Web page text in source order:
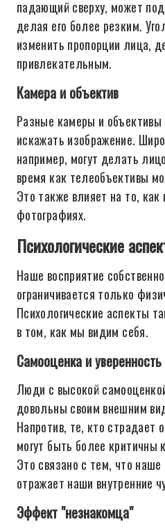
падающий сверху, может
делая его более резким.
изменить пропорции лица,
привлекательным.
Камера и объектив
Разные камеры и объективы
искажать изображение.
например, могут делать
время как телеобъективы
Это также влияет на то,
фотографиях.
Психологические
Наше восприятие
ограничивается только
Психологические аспекты
в том, как мы видим себя.
Самооценка и
Люди с высокой
довольны своим внешним
Напротив, те, кто страдает
могут быть более критичны
Это связано с тем, что наше
отражает наши внутренние
Эффект "незнакомца"